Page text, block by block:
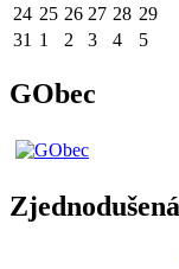
24 25 26 27 28 29
31 1 2 3 4 5
GObec